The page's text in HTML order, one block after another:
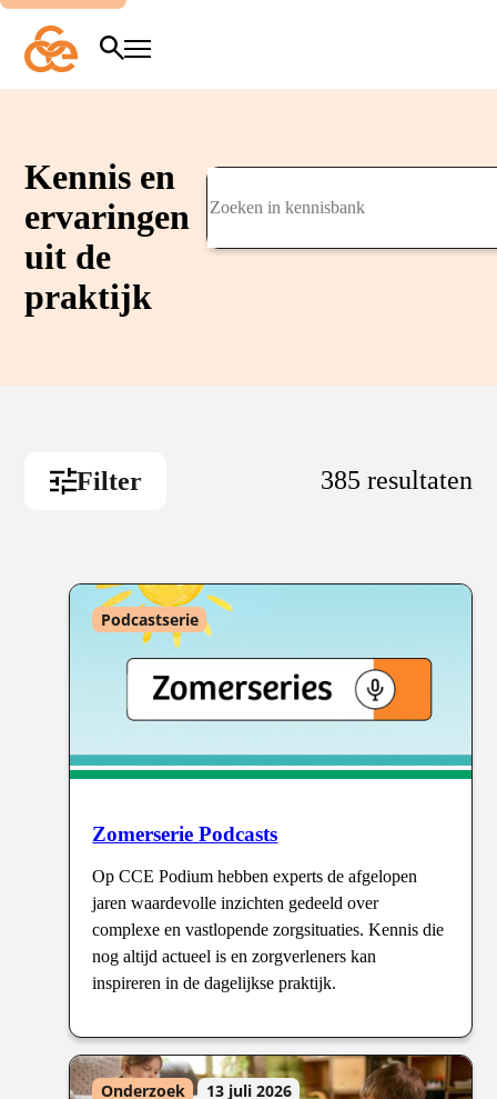
naar
inhoud
Zoeken
Menu
Kennis en
ervaringen
uit de
praktijk
385 resultaten
Filter
Zomerserie Podcasts
Op CCE Podium hebben experts de afgelopen
jaren waardevolle inzichten gedeeld over
complexe en vastlopende zorgsituaties. Kennis die
nog altijd actueel is en zorgverleners kan
inspireren in de dagelijkse praktijk.
Podcastserie
Onderzoek 13 juli 2026